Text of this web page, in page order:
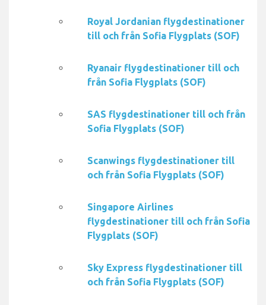
Royal Jordanian flygdestinationer
till och från Sofia Flygplats (SOF)
Ryanair flygdestinationer till och
från Sofia Flygplats (SOF)
SAS flygdestinationer till och från
Sofia Flygplats (SOF)
Scanwings flygdestinationer till
och från Sofia Flygplats (SOF)
Singapore Airlines
flygdestinationer till och från Sofia
Flygplats (SOF)
Sky Express flygdestinationer till
och från Sofia Flygplats (SOF)